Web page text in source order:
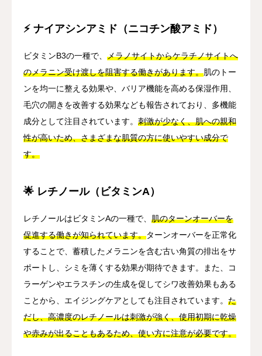
⚡ ナイアシンアミド（ニコチン酸アミド）
ビタミンB3の一種で、 メラノサイトからケラチノサイトへ
のメラニン受け渡しを阻害する働きがあります。肌のトー
ンを均一に整える効果や、バリア機能を高める保湿作用、
毛穴の開きを改善する効果なども報告されており、多機能
成分として注目されています。 刺激が少なく、肌への親和
性が高いため、さまざまな肌質の方に使いやすい成分で
す。
🌟 レチノール（ビタミンA）
レチノールはビタミンAの一種で、 肌のターンオーバーを
促進する働きが知られています。ターンオーバーを正常化
することで、蓄積したメラニンを含む古い角質の排出をサ
ポートし、シミを薄くする効果が期待できます。また、コ
ラーゲンやエラスチンの生成を促してシワ改善効果もある
ことから、エイジングケアとしても注目されています。 た
だし、高濃度のレチノールは刺激が強く、使用初期に乾燥
や赤みが出ることもあるため、使い方に注意が必要です。